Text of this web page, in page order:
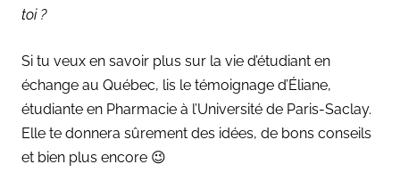
toi ?
Si tu veux en savoir plus sur la vie d’étudiant en
échange au Québec, lis le témoignage d’Éliane,
étudiante en Pharmacie à l’Université de Paris-Saclay.
Elle te donnera sûrement des idées, de bons conseils
et bien plus encore 😉